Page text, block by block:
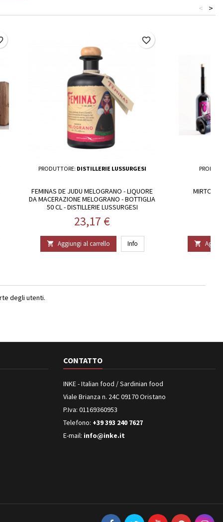
>
<
PRODUTTORE: DISTILLERIE LUSSURGESI
FEMINAS DE JUDU MELOGRANO - LIQUORE
DA MACERAZIONE MELOGRANO - BOTTIGLIA
50 CL - DISTILLERIE LUSSURGESI
Prezzo
23,17 €
 Aggiungi al carrello Info
favorite_border
MIRTO

degli utenti.
CONTATTO
INKE - Italian food / Sardinian food
Viale Brianza n. 24C 09170 Oristano
P.Iva: 01169360953
Telefono: +39 393 240 7627
E-mail: info@inke.it